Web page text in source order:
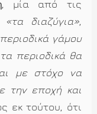
, μία από τις
«τα διαζύγια»,
γάμου
περιοδικά θα
με στόχο να
την εποχή και
εκ τούτου, ότι